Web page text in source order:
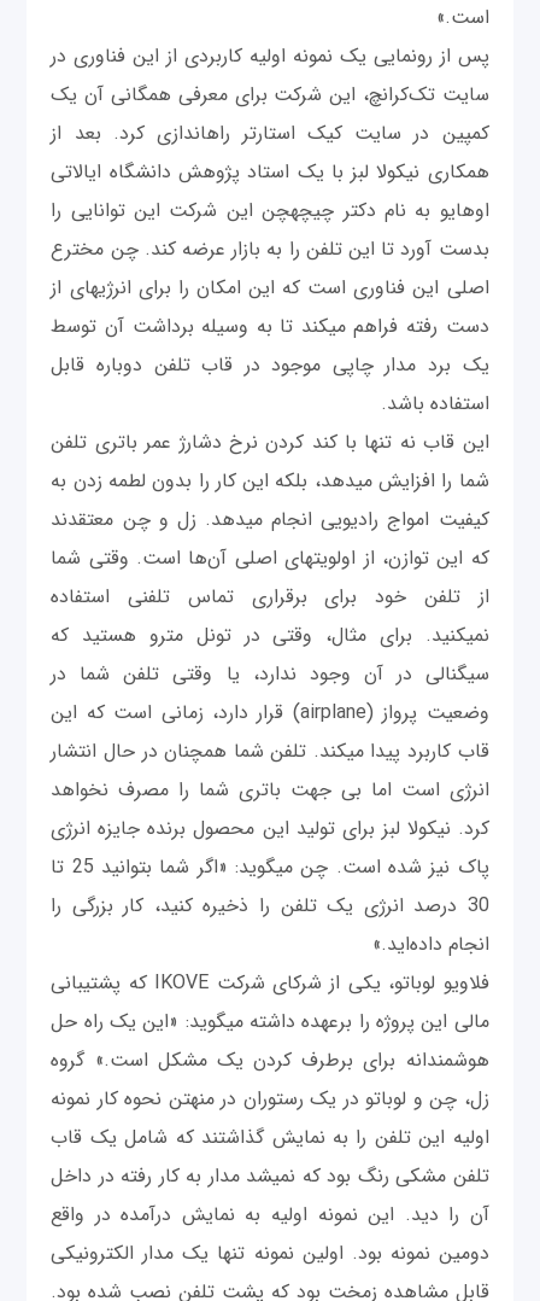
است.»
پس از رونمایی یک نمونه اولیه کاربردی از این فناوری در
سایت تک‌کرانچ، این شركت برای معرفی همگانی آن یک
کمپین در سایت کیک استارتر راهاندازی کرد. بعد از
همکاری نیکولا لبز با یک استاد پژوهش دانشگاه ایالاتی
اوهایو به نام دکتر چی‎چه‎چن این شركت این توانایی را
بدست آورد تا این تلفن را به بازار عرضه کند. چن مخترع
اصلی این فناوری است که این امکان را برای انرژی‎های از
دست رفته فراهم می‎کند تا به وسیله برداشت آن توسط
یک برد مدار چاپی موجود در قاب تلفن دوباره قابل
استفاده باشد.
این قاب نه تنها با کند کردن نرخ دشارژ عمر باتری تلفن
شما را افزایش می‎دهد، بلکه این کار را بدون لطمه زدن به
کیفیت امواج رادیویی انجام می‎دهد. زل و چن معتقدند
که این توازن، از اولويت‎های اصلی آن‌ها است. وقتی شما
از تلفن خود برای برقراری تماس تلفنی استفاده
نمی‎کنید. برای مثال، وقتی در تونل مترو هستید كه
سیگنالی در آن وجود ندارد، یا وقتی تلفن شما در
وضعیت پرواز (airplane) قرار دارد، زمانی است که این
قاب کاربرد پیدا می‎کند. تلفن شما همچنان در حال انتشار
انرژی است اما بی جهت باتری شما را مصرف نخواهد
کرد. نیکولا لبز برای تولید این محصول برنده جایزه انرژی
پاک نیز شده است. چن می‎گوید: «اگر شما بتوانيد 25 تا
30 درصد انرژی یک تلفن را ذخيره کنید، کار بزرگی را
انجام داده‌اید.»
فلاویو لوباتو، یکی از شرکای شرکت IKOVE که پشتیبانی
مالی این پروژه را برعهده داشته می‎گوید: «این یک راه حل
هوشمندانه برای برطرف کردن یک مشکل است.» گروه
زل، چن و لوباتو در یک رستوران در منهتن نحوه کار نمونه
اولیه این تلفن را به نمایش گذاشتند که شامل یک قاب
تلفن مشکی رنگ بود که نمی‎شد مدار به کار رفته در داخل
آن را دید. این نمونه اولیه به نمایش درآمده در واقع
دومین نمونه بود. اولین نمونه تنها یک مدار الکترونیکی
قابل مشاهده زمخت بود که پشت تلفن نصب شده بود.